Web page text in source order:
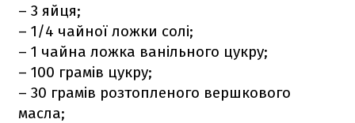
– 3 яйця;
– 1/4 чайної ложки солі;
– 1 чайна ложка ванільного цукру;
– 100 грамів цукру;
– 30 грамів розтопленого вершкового
масла;